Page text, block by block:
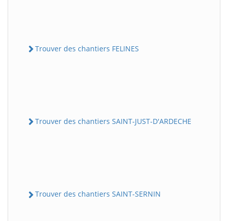
Trouver des chantiers FELINES
Trouver des chantiers SAINT-JUST-D'ARDECHE
Trouver des chantiers SAINT-SERNIN